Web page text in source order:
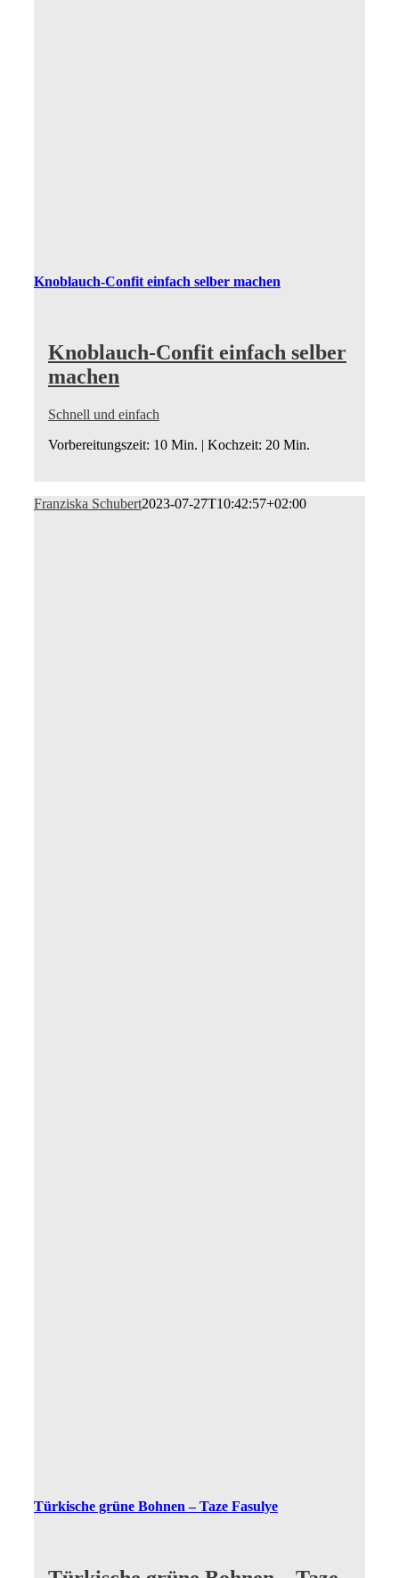
Knoblauch-Confit einfach selber machen
Knoblauch-Confit einfach selber
machen
Schnell und einfach
Vorbereitungszeit: 10 Min. | Kochzeit: 20 Min.
Franziska Schubert2023-07-27T10:42:57+02:00
Türkische grüne Bohnen – Taze Fasulye